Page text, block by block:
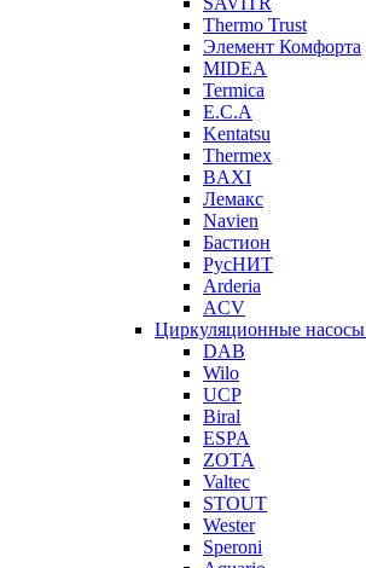
Thermo Trust
Элемент Комфорта
MIDEA
Termica
E.C.A
Kentatsu
Thermex
BAXI
Лемакс
Navien
Бастион
РусНИТ
Arderia
ACV
Циркуляционные насосы
DAB
Wilo
UCP
Biral
ESPA
ZOTA
Valtec
STOUT
Wester
Speroni